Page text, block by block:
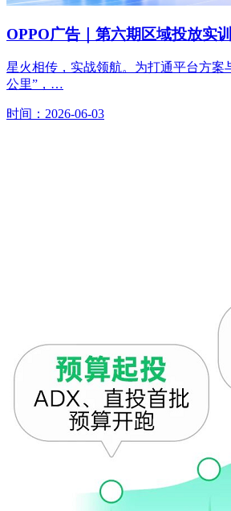
OPPO广告｜第六期区域投放实
星火相传，实战领航。为打通平台方案
公里”，…
时间：2026-06-03